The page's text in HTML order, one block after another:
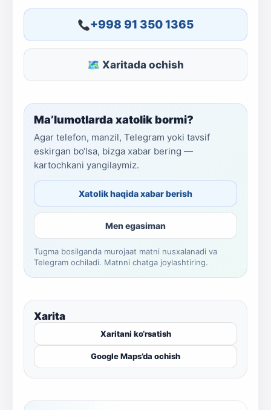
+998 91 350 1365
🗺 Xaritada ochish
Ma’lumotlarda xatolik bormi?
Agar telefon, manzil, Telegram yoki tavsif
eskirgan bo‘lsa, bizga xabar bering —
kartochkani yangilaymiz.
Xatolik haqida xabar berish
Men egasiman
Tugma bosilganda murojaat matni nusxalanadi va
Telegram ochiladi. Matnni chatga joylashtiring.
Xarita
Xaritani ko‘rsatish
Google Maps’da ochish